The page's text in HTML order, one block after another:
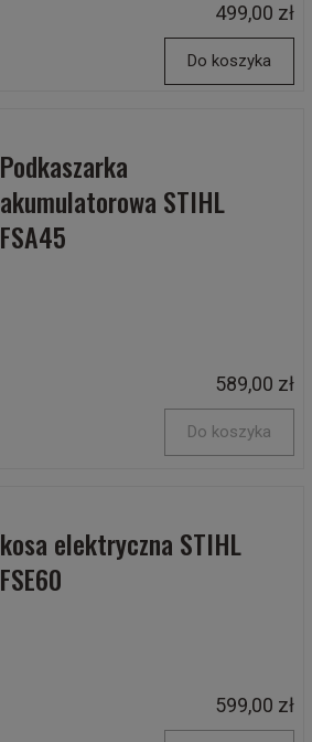
499,00 zł
Do koszyka
Podkaszarka
akumulatorowa STIHL
FSA45
589,00 zł
Do koszyka
kosa elektryczna STIHL
FSE60
599,00 zł